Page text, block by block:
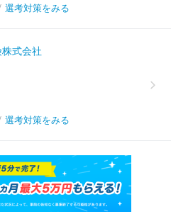
選考対策をみる
式会社
選考対策をみる